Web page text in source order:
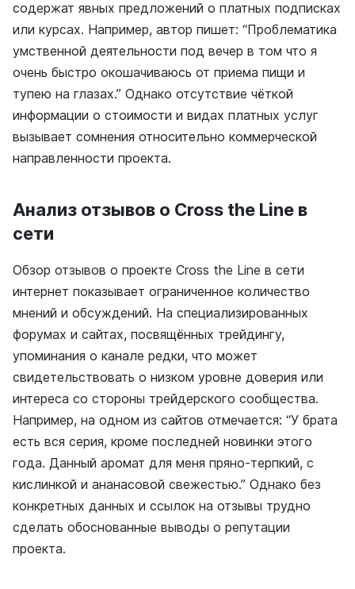
содержат явных предложений о платных подписках
или курсах. Например, автор пишет: “Проблематика
умственной деятельности под вечер в том что я
очень быстро окошачиваюсь от приема пищи и
тупею на глазах.” Однако отсутствие чёткой
информации о стоимости и видах платных услуг
вызывает сомнения относительно коммерческой
направленности проекта.
Анализ отзывов о Cross the Line в
сети
Обзор отзывов о проекте Cross the Line в сети
интернет показывает ограниченное количество
мнений и обсуждений. На специализированных
форумах и сайтах, посвящённых трейдингу,
упоминания о канале редки, что может
свидетельствовать о низком уровне доверия или
интереса со стороны трейдерского сообщества.
Например, на одном из сайтов отмечается: “У брата
есть вся серия, кроме последней новинки этого
года. Данный аромат для меня пряно-терпкий, с
кислинкой и ананасовой свежестью.” Однако без
конкретных данных и ссылок на отзывы трудно
сделать обоснованные выводы о репутации
проекта.